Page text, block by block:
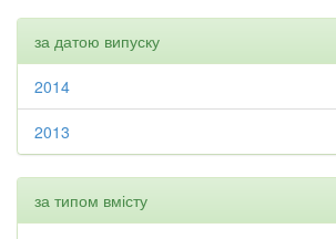
за датою випуску
2014
2013
за типом вмісту